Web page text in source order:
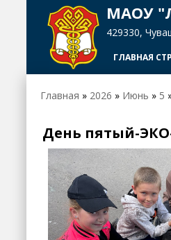
МАОУ
429330,
ГЛАВНАЯ
Главная » 2026 » Июнь » 5
День пятый-